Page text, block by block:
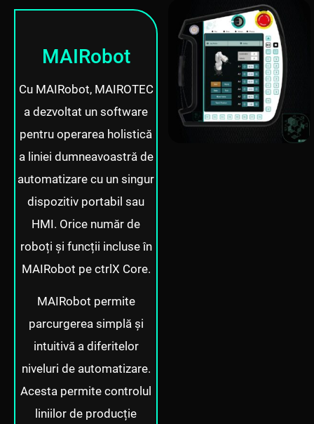
MAIRobot
Cu MAIRobot, MAIROTEC
a dezvoltat un software
pentru operarea holistică
a liniei dumneavoastră de
automatizare cu un singur
dispozitiv portabil sau
HMI. Orice număr de
roboți și funcții incluse în
MAIRobot pe ctrlX Core.
MAIRobot permite
parcurgerea simplă și
intuitivă a diferitelor
niveluri de automatizare.
Acesta permite controlul
liniilor de producție